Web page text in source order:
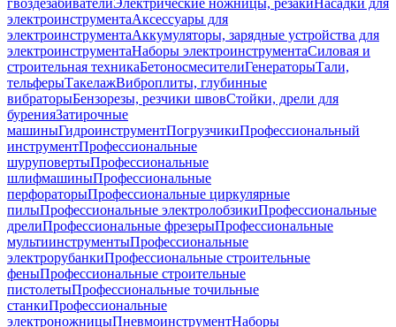
гвоздезабивателиЭлектрические ножницы, резакиНасадки для
электроинструментаАксессуары для
электроинструментаАккумуляторы, зарядные устройства для
электроинструментаНаборы электроинструментаСиловая и
строительная техникаБетоносмесителиГенераторыТали,
тельферыТакелажВиброплиты, глубинные
вибраторыБензорезы, резчики швовСтойки, дрели для
буренияЗатирочные
машиныГидроинструментПогрузчикиПрофессиональный
инструментПрофессиональные
шуруповертыПрофессиональные
шлифмашиныПрофессиональные
перфораторыПрофессиональные циркулярные
пилыПрофессиональные электролобзикиПрофессиональные
дрелиПрофессиональные фрезерыПрофессиональные
мультиинструментыПрофессиональные
электрорубанкиПрофессиональные строительные
феныПрофессиональные строительные
пистолетыПрофессиональные точильные
станкиПрофессиональные
электроножницыПневмоинструментНаборы